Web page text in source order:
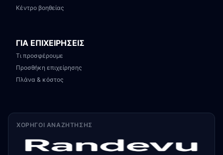
Κέντρο βοηθείας
ΓΙΑ ΕΠΙΧΕΙΡΗΣΕΙΣ
Τι προσφέρουμε
Προσθήκη επιχείρησης
Πλάνα & κόστος
ΧΟΡΗΓΟΊ ΑΝΑΖΉΤΗΣΗΣ